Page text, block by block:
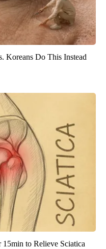
Koreans Do This Instead
to Relieve Sciatica